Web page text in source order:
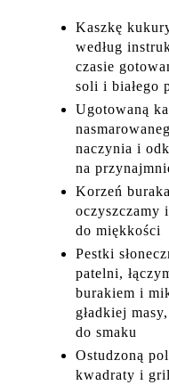
Kaszkę
według
czasie
soli i białego
Ugotowaną
naczynia i
na
Korzeń
oczyszczamy
do miękkości
Pestki
patelni,
burakiem i
gładkiej
do smaku
Ostudzoną
kwadraty i